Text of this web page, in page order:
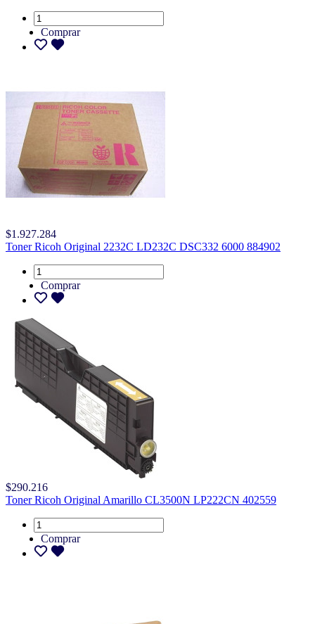
Comprar
$1.927.284
Toner Ricoh Original 2232C LD232C DSC332 6000 884902
Comprar
$290.216
Toner Ricoh Original Amarillo CL3500N LP222CN 402559
Comprar